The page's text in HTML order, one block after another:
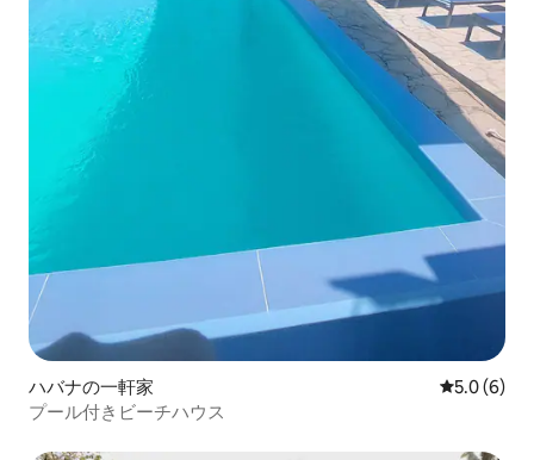
ハバナの一軒家 レビュー6
5.0 (6)
プール付きビーチハウス